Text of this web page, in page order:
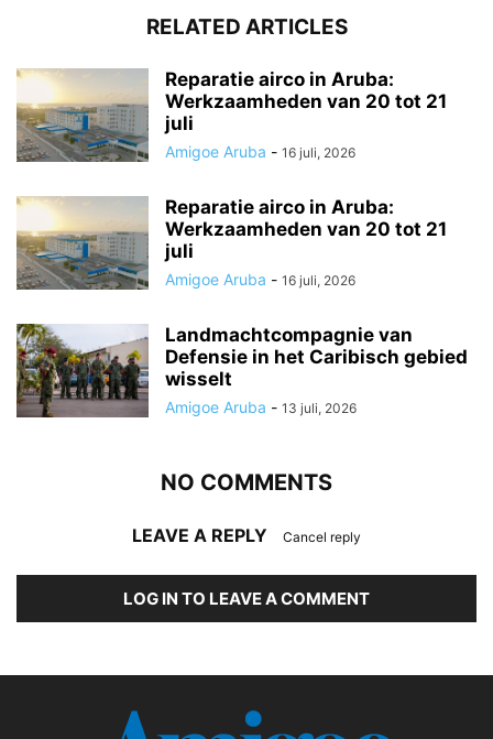
RELATED ARTICLES
Reparatie airco in Aruba:
Werkzaamheden van 20 tot 21
juli
Amigoe Aruba - 16 juli, 2026
Reparatie airco in Aruba:
Werkzaamheden van 20 tot 21
juli
Amigoe Aruba - 16 juli, 2026
Landmachtcompagnie van
Defensie in het Caribisch gebied
wisselt
Amigoe Aruba - 13 juli, 2026
NO COMMENTS
LEAVE A REPLY Cancel reply
LOG IN TO LEAVE A COMMENT